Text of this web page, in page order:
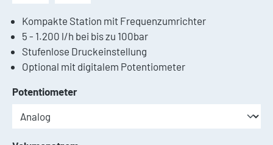
Kompakte Station mit Frequenzumrichter
5 - 1.200 l/h bei bis zu 100bar
Stufenlose Druckeinstellung
Optional mit digitalem Potentiometer
Potentiometerauswählen